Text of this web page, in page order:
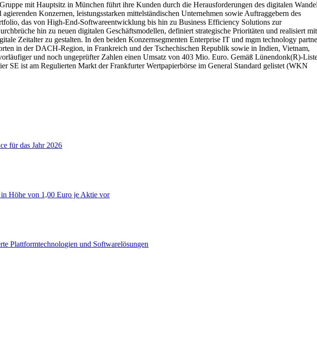
mit Hauptsitz in München führt ihre Kunden durch die Herausforderungen des digitalen
Konzernen, leistungsstarken mittelständischen Unternehmen sowie Auftraggebern des
das von High-End-Softwareentwicklung bis hin zu Business Efficiency Solutions zur
hin zu neuen digitalen Geschäftsmodellen, definiert strategische Prioritäten und realisiert mit
Zeitalter zu gestalten. In den beiden Konzernsegmenten Enterprise IT und mgm technology
in der DACH-Region, in Frankreich und der Tschechischen Republik sowie in Indien, Vietnam,
und noch ungeprüfter Zahlen einen Umsatz von 403 Mio. Euro. Gemäß Lünendonk(R)-
SE ist am Regulierten Markt der Frankfurter Wertpapierbörse im General Standard gelistet (WKN
für das Jahr 2026
Höhe von 1,00 Euro je Aktie vor
Plattformtechnologien und Softwarelösungen